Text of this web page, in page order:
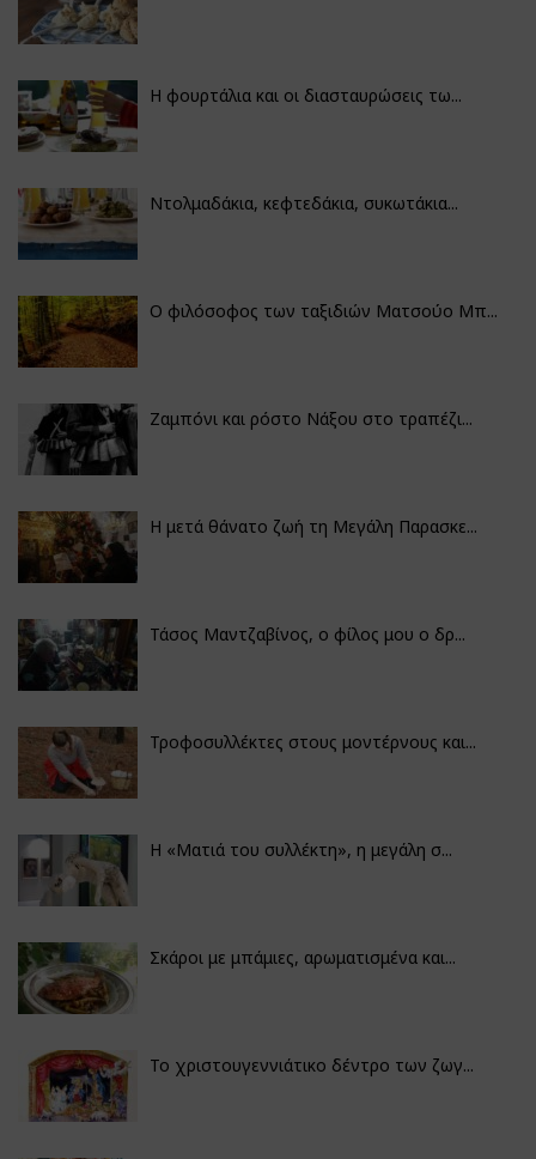
Η φουρτάλια και οι διασταυρώσεις τω...
Ντολμαδάκια, κεφτεδάκια, συκωτάκια...
Ο φιλόσοφος των ταξιδιών Ματσούο Μπ...
Ζαμπόνι και ρόστο Νάξου στο τραπέζι...
Η μετά θάνατο ζωή τη Μεγάλη Παρασκε...
Τάσος Μαντζαβίνος, ο φίλος μου ο δρ...
Τροφοσυλλέκτες στους μοντέρνους και...
H «Ματιά του συλλέκτη», η μεγάλη σ...
Σκάροι με μπάμιες, αρωματισμένα και...
Το χριστουγεννιάτικο δέντρο των ζωγ...